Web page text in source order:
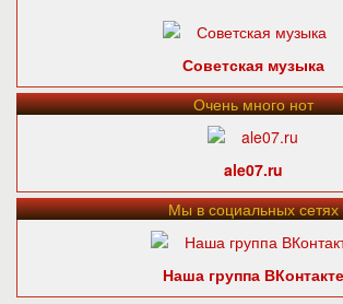
Советская музыка
Очень много нот
ale07.ru
Мы в социальных сетях
Наша группа ВКонтакте